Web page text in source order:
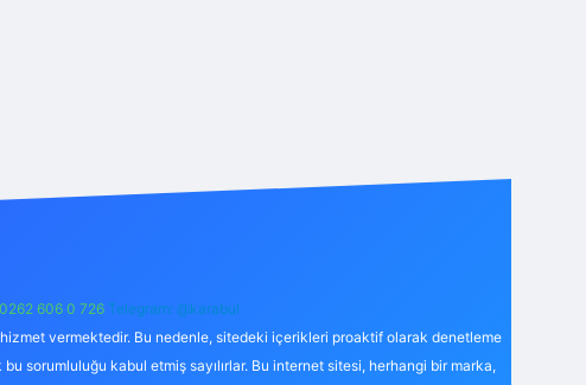
606 0 726 Telegram: @karabul
hizmet vermektedir. Bu nedenle, sitedeki içerikleri proaktif olarak denetleme
sorumluluğu kabul etmiş sayılırlar. Bu internet sitesi, herhangi bir marka,